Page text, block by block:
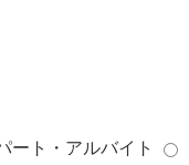
ート・アルバイト